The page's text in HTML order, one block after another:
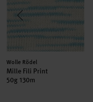
Hersteller:
Wolle Rödel
Mille Fili Print
50g 130m